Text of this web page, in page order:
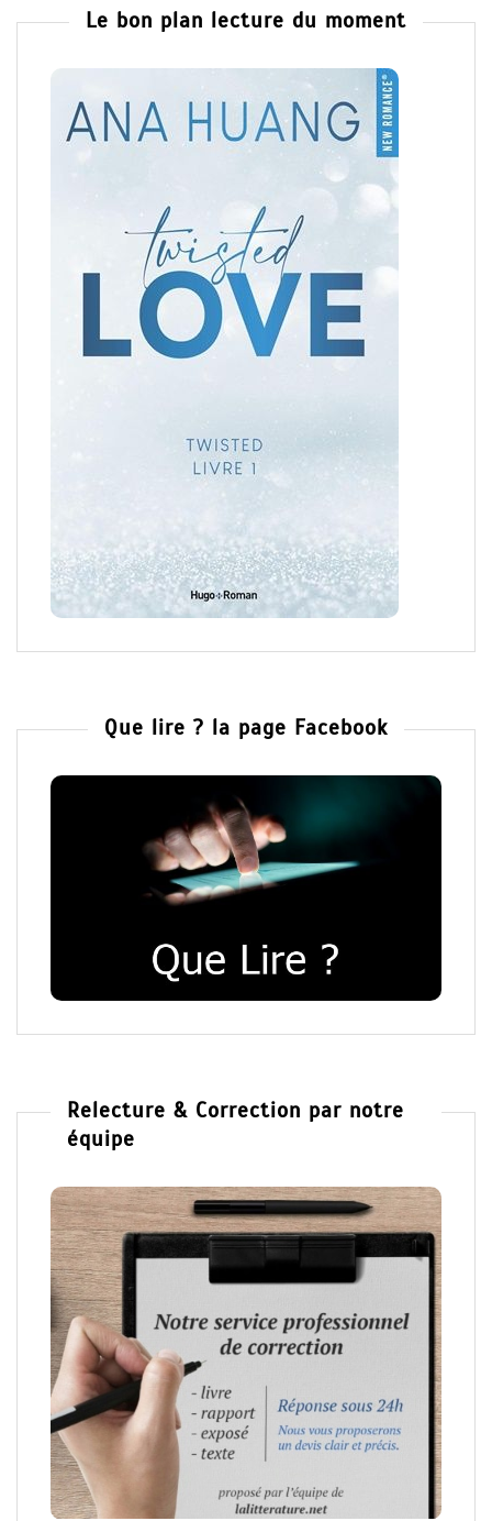
Le bon plan lecture du moment
Que lire ? la page Facebook
Relecture & Correction par notre
équipe